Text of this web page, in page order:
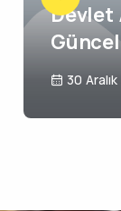
Devlet
30